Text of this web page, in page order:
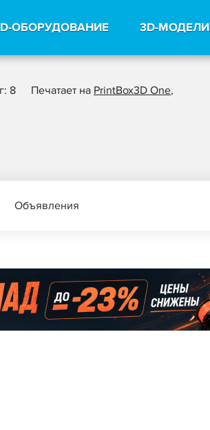
ОБОРУДОВАНИЕ 3D-МОДЕЛИ
8 Печатает на PrintBox3D One,
Объявления